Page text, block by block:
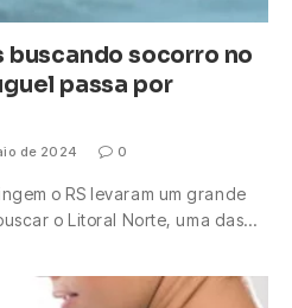
socorro no
passa por
de 2024 0
o RS levaram um grande
o Litoral Norte, uma das…